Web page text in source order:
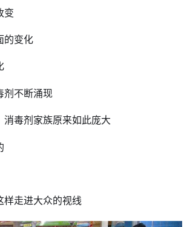
变
的变化
剂不断涌现
消毒剂家族原来如此庞大
样走进大众的视线